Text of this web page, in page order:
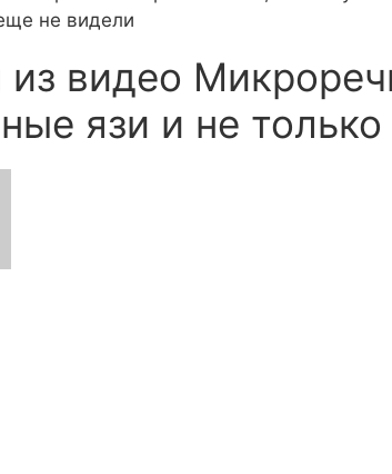
не видели
видео
язи и не только